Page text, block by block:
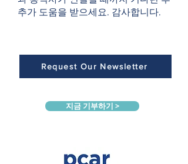
추가 도움을 받으세요. 감사합니다.
Request Our Newsletter
지금 기부하기 >